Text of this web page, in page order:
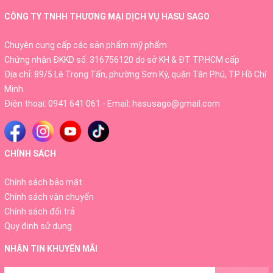
cường trí nhớ, hỗ trợ điều trị bệnh Alzheimer, tăng cường
khả năng tập trung, cải thiện tình trạng căng thẳng, mệt
mỏi, stress, lo lâu, chóng mặt, mất ngủ.
- Chiết xuất củ tỏi:Hỗ trợ giảm hàm lượng cholesterol
xấu trong máu, phòng ngừa ung thư dạ dày, kích thích tiêu
- Vitamin B1:Tăng cường sản xuất năng lượng cho cơ
thể, giúp các tế bào trong cơ thể hoạt động hiệu quả hơn.
- Vitamin B2:Ngăn ngừa tình trạng thiếu máu do thiếu
sắt
- Vitamin B6:
mạch,
CÔNG TY TNHH THƯƠNG MẠI DỊCH VỤ HASU SAGO
Chuyên cung cấp các sản phẩm mỹ phẩm
Chứng nhận ĐKKD số: 316756120 do sở KH & ĐT TP.HCM cấp
Địa chỉ: 89/5 Lê Trọng Tấn, phường Sơn Kỳ, quận Tân Phú, TP Hồ Chí
Minh
Điện thoại: 0941 641 061 - Email: hasusago@gmail.com
CHÍNH SÁCH
Chính sách bảo mật
Chính sách vận chuyển
Chính sách đổi trả
Quy định sử dụng
NHẬN TIN KHUYẾN MÃI